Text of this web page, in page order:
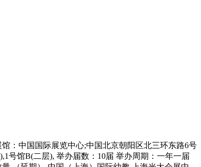
北京）国际幼教装备及用 国家会议中心 -/11/10 30000㎡ --------- --------- -中国（北京）国际幼教装备及用 中国国际展览中心 -/11/23 8150㎡ --------- --------- -中国（北京）国际幼教装备及用 中国国际展览中心 -/11/23 4000㎡ --------- 432家;查看 -中国（北京）国际幼教装备及用 中国国际展览中心 -/11/11 12485㎡ --------- 280家;查看 展会简介 市场走向不仅是社会、-对儿童发展更加重视的印证，也体